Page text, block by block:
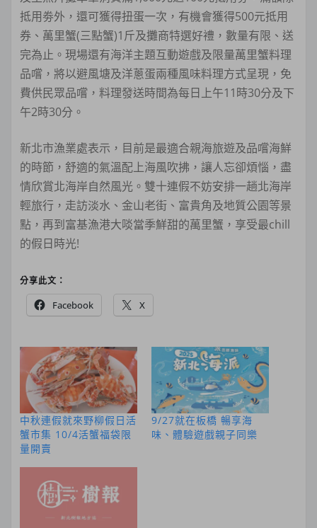
抵用劵外，還可獲得扭蛋一次，有機會獲得500元抵用
券、萬里蟹(三點蟹)1斤及攤商特選好禮，數量有限、送
完為止。現場還有海洋主題互動遊戲及限量萬里蟹料理
品嚐，將以避風塘及洋蔥蛋兩種風味料理方式呈現，免
費供民眾品嚐，料理發送時間為每日上午11時30分及下
午2時30分。
新北市漁業處表示，目前是最適合親海旅遊及品嚐海鮮
的時節，舒適的氣溫配上海風吹拂，讓人忘卻煩惱，盡
情欣賞北海岸自然風光。雙十連假不妨安排一趟北海岸
輕旅行，走訪淡水、金山老街、富貴角及地質公園等景
點，再到富基漁港大啖當季鮮甜的萬里蟹，享受最chill
的假日時光!
分享此文：
Facebook X
中秋連假就來野柳假日活
蟹市集 10/4活蟹福袋限
量開賣
9/27就在板橋 暢享海
味、體驗遊戲親子同樂